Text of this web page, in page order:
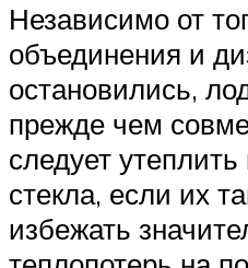
Независимо от
объединения и
остановились,
прежде чем
следует
стекла, если их
избежать